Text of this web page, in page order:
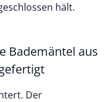
hält.
Bademäntel aus
Der